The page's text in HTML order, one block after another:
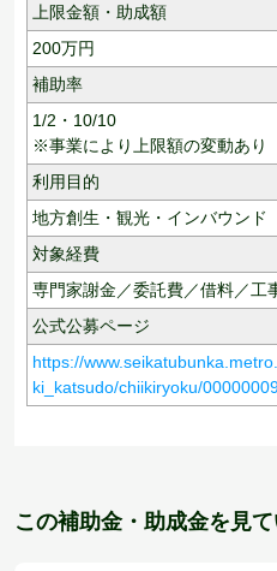
上限金額・助成額
200万円
補助率
1/2・10/10
※事業により上限額の変動あり
利用目的
地方創生・観光・インバウンド
対象経費
専門家謝金／委託費／借料／工
公式公募ページ
https://
ki_katsudo/chiikiryoku/
この補助金・助成金を見